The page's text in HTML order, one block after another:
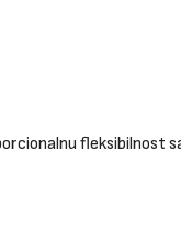
fleksibilnost